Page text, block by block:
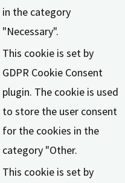
in the category
"Necessary".
This cookie is set by
GDPR Cookie Consent
plugin. The cookie is used
to store the user consent
for the cookies in the
category "Other.
This cookie is set by